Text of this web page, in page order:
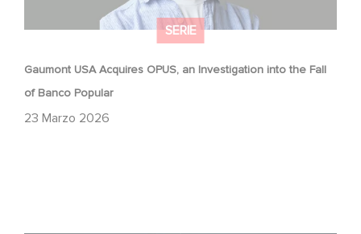
SERIE
Gaumont USA Acquires OPUS, an Investigation into the Fall
of Banco Popular
23 Marzo 2026